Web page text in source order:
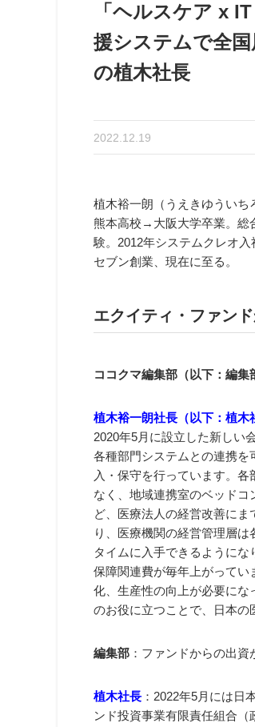
「ヘルスケア x
援システムで全
の植木社長
2022.12.19
植木裕一朗（うえきゆういち
熊本高校→大阪大学卒業。総
験。2012年システムクレオ
セブン創業、現在に至る。
エクイティ・ファン
ココクマ編集部（以下：編集
植木裕一朗社長（以下：植木
2020年5月に設立した新しい
各種部門システムとの連携
入・保守を行っています。
なく、地域連携室のベッド
ど、医療法人の経営改善に
り、医療機関の経営管理層
タイムに入手できるように
保障関連費が毎年上がってい
化、生産性の向上が必要にな
のお役に立つことで、日本の
編集部 ：ファンドからの出
植木社長 ：2022年5月には日
ンド投資事業有限責任組合